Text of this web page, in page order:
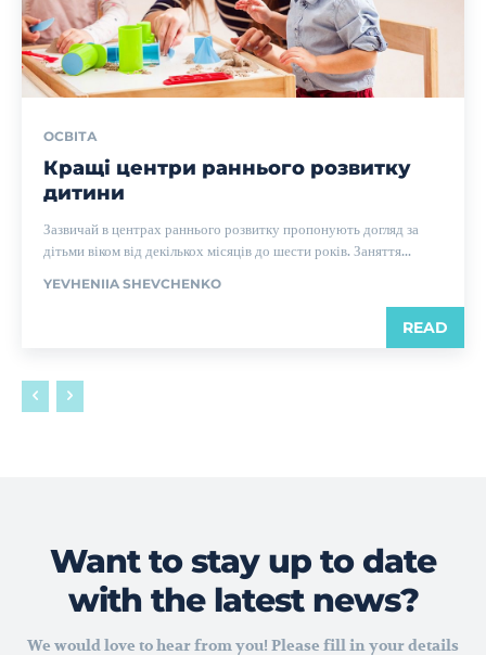
ОСВІТА
Кращі центри раннього розвитку
дитини
Зазвичай в центрах раннього розвитку пропонують догляд за
дітьми віком від декількох місяців до шести років. Заняття...
YEVHENIIA SHEVCHENKO
READ
Want to stay up to date
with the latest news?
We would love to hear from you! Please fill in your details